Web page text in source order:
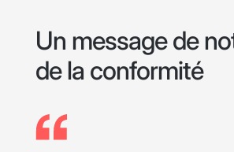
Un message de
de la conformité